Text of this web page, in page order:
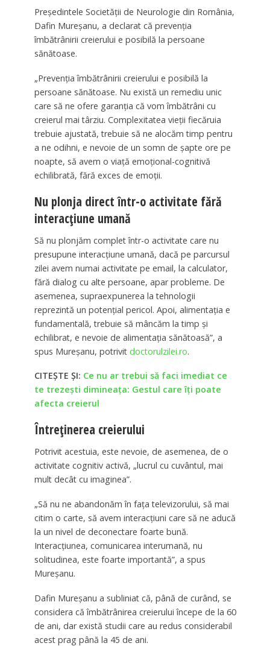
Preşedintele Societăţii de Neurologie din România,
Dafin Mureşanu, a declarat că prevenţia
îmbătrânirii creierului e posibilă la persoane
sănătoase.
„Prevenţia îmbătrânirii creierului e posibilă la
persoane sănătoase. Nu există un remediu unic
care să ne ofere garanţia că vom îmbătrâni cu
creierul mai târziu. Complexitatea vieţii fiecăruia
trebuie ajustată, trebuie să ne alocăm timp pentru
a ne odihni, e nevoie de un somn de şapte ore pe
noapte, să avem o viaţă emoţional-cognitivă
echilibrată, fără exces de emoţii.
Nu plonja direct într-o activitate fără
interacțiune umană
Să nu plonjăm complet într-o activitate care nu
presupune interacţiune umană, dacă pe parcursul
zilei avem numai activitate pe email, la calculator,
fără dialog cu alte persoane, apar probleme. De
asemenea, supraexpunerea la tehnologii
reprezintă un potenţial pericol. Apoi, alimentaţia e
fundamentală, trebuie să mâncăm la timp şi
echilibrat, e nevoie de alimentaţia sănătoasă”, a
spus Mureşanu, potrivit doctorulzilei.ro.
CITEȘTE ȘI: Ce nu ar trebui să faci imediat ce
te trezești dimineața: Gestul care îți poate
afecta creierul
Întreținerea creierului
Potrivit acestuia, este nevoie, de asemenea, de o
activitate cognitiv activă, „lucrul cu cuvântul, mai
mult decât cu imaginea”.
„Să nu ne abandonăm în faţa televizorului, să mai
citim o carte, să avem interacţiuni care să ne aducă
la un nivel de deconectare foarte bună.
Interacţiunea, comunicarea interumană, nu
solitudinea, este foarte importantă”, a spus
Mureşanu.
Dafin Mureşanu a subliniat că, până de curând, se
considera că îmbătrânirea creierului începe de la 60
de ani, dar există studii care au redus considerabil
acest prag până la 45 de ani.